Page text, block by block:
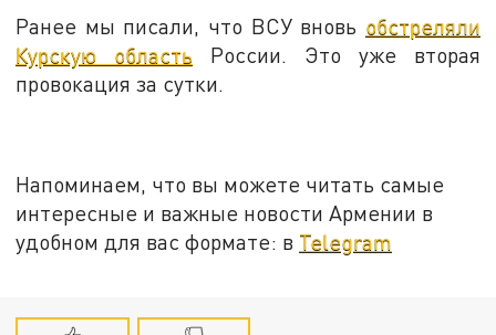
Ранее мы писали, что ВСУ вновь обстреляли
Курскую область России. Это уже вторая
провокация за сутки.
Напоминаем, что вы можете читать самые
интересные и важные новости Армении в
удобном для вас формате: в Telegram